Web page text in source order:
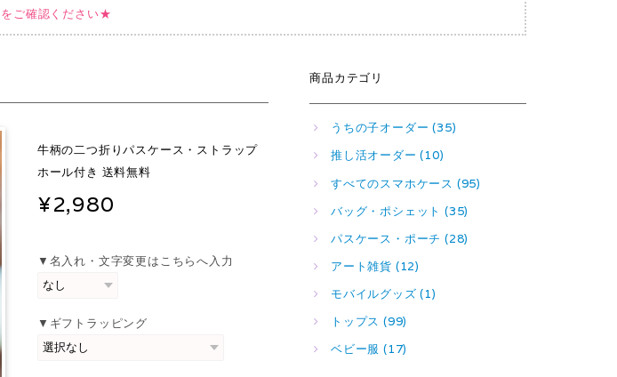
をご確認ください★
牛柄の二つ折りパスケース・ストラップ
ホール付き 送料無料
¥2,980
▼名入れ・文字変更はこちらへ入力
▼ギフトラッピング
商品カテゴリ
うちの子オーダー (35)
推し活オーダー (10)
すべてのスマホケース (95)
バッグ・ポシェット (35)
パスケース・ポーチ (28)
アート雑貨 (12)
モバイルグッズ (1)
トップス (99)
ベビー服 (17)